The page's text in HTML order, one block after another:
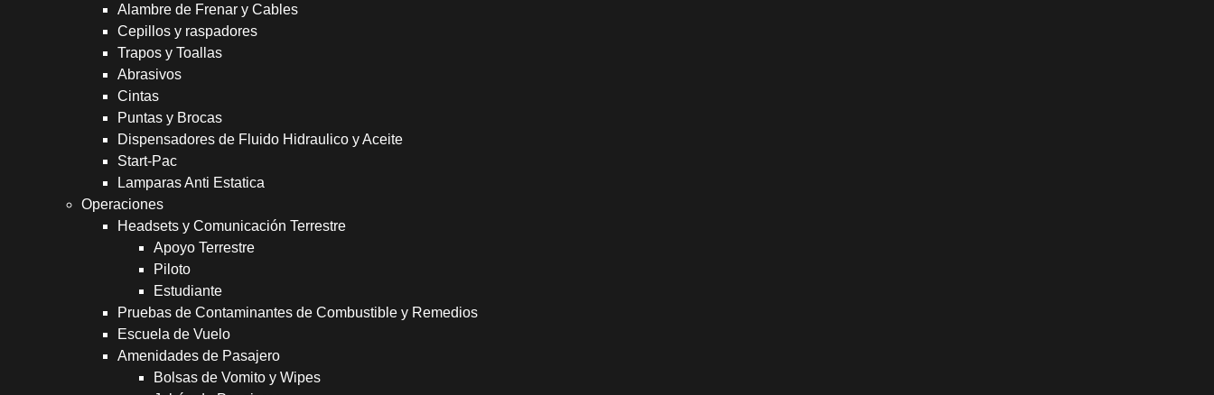
Alambre de Frenar y Cables
Cepillos y raspadores
Trapos y Toallas
Abrasivos
Cintas
Puntas y Brocas
Dispensadores de Fluido Hidraulico y Aceite
Start-Pac
Lamparas Anti Estatica
Operaciones
Headsets y Comunicación Terrestre
Apoyo Terrestre
Piloto
Estudiante
Pruebas de Contaminantes de Combustible y Remedios
Escuela de Vuelo
Amenidades de Pasajero
Bolsas de Vomito y Wipes